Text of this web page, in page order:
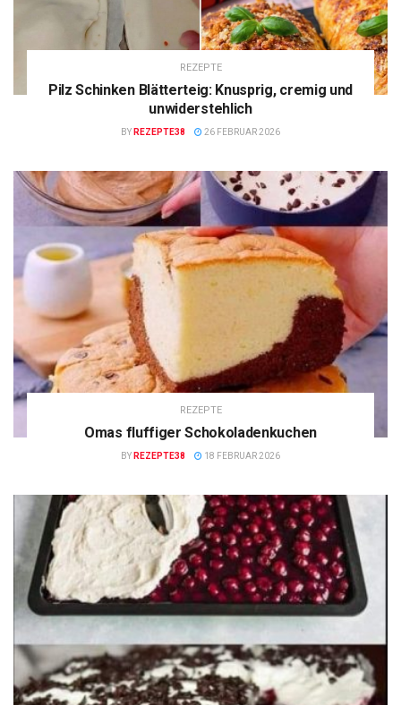
REZEPTE
Pilz Schinken Blätterteig: Knusprig, cremig und
unwiderstehlich
BY REZEPTE38 26 FEBRUAR 2026
REZEPTE
Omas fluffiger Schokoladenkuchen
BY REZEPTE38 18 FEBRUAR 2026